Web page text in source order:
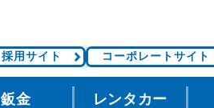
採用サイト コーポレートサイト
鈑金 レンタカー